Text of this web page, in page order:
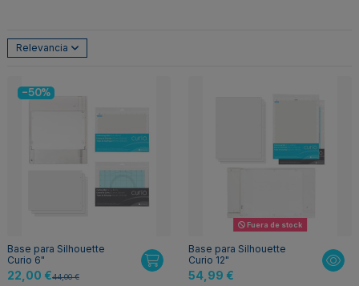
Relevancia
-50%
Base para Silhouette
Curio 6"
22,00 €44,00 €
Fuera de stock
Base para Silhouette
Curio 12"
54,99 €